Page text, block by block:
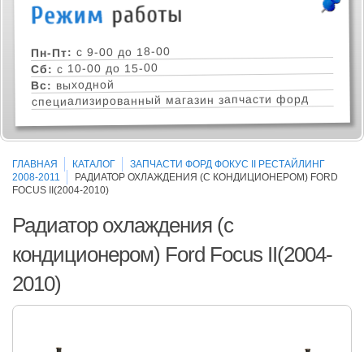
Пн-Пт: с 9-00 до 18-00
Сб: с 10-00 до 15-00
Вс: выходной
специализированный магазин запчасти форд
ГЛАВНАЯ КАТАЛОГ
ЗАПЧАСТИ ФОРД ФОКУС II РЕСТАЙЛИНГ
2008-2011
РАДИАТОР ОХЛАЖДЕНИЯ (С КОНДИЦИОНЕРОМ) FORD
FOCUS II(2004-2010)
Радиатор охлаждения (с
кондиционером) Ford Focus II(2004-
2010)